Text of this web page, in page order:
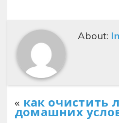
About:
« как очистить
домашних